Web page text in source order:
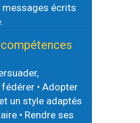
écrits
• Adopter
un style adaptés
• Rendre ses